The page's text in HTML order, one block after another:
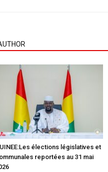
élections législatives et
reportées au 31 mai